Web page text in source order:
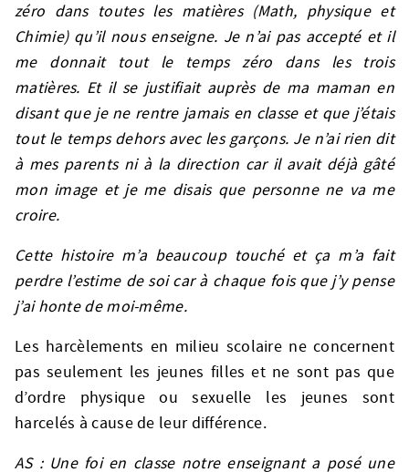
zéro dans toutes les matières (Math, physique et
Chimie) qu’il nous enseigne. Je n’ai pas accepté et il
me donnait tout le temps zéro dans les trois
matières. Et il se justifiait auprès de ma maman en
disant que je ne rentre jamais en classe et que j’étais
tout le temps dehors avec les garçons. Je n’ai rien dit
à mes parents ni à la direction car il avait déjà gâté
mon image et je me disais que personne ne va me
croire.
Cette histoire m’a beaucoup touché et ça m’a fait
perdre l’estime de soi car à chaque fois que j’y pense
j’ai honte de moi-même.
Les harcèlements en milieu scolaire ne concernent
pas seulement les jeunes filles et ne sont pas que
d’ordre physique ou sexuelle les jeunes sont
harcelés à cause de leur différence.
AS : Une foi en classe notre enseignant a posé une